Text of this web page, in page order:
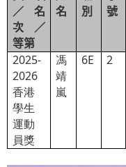
／名
次／
等第
名
別
號
2025-
2026
香港
學生
運動
員獎
馮
靖
嵐
6E 2